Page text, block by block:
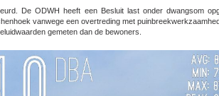
De ODWH heeft een Besluit last onder dwangsom
vanwege een overtreding met
gemeten dan de bewoners.